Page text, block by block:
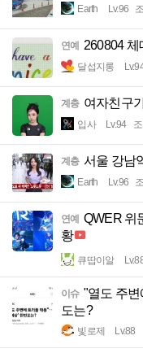
Earth Lv.96
연예 260804 체
달섭지롱
계층 여자친구
입사 Lv.94
계층 서울 강남
Earth Lv.96
연예 QWER 위
황
큐땁이알
이슈 "열도 주
도는?
빛로제 Lv.88